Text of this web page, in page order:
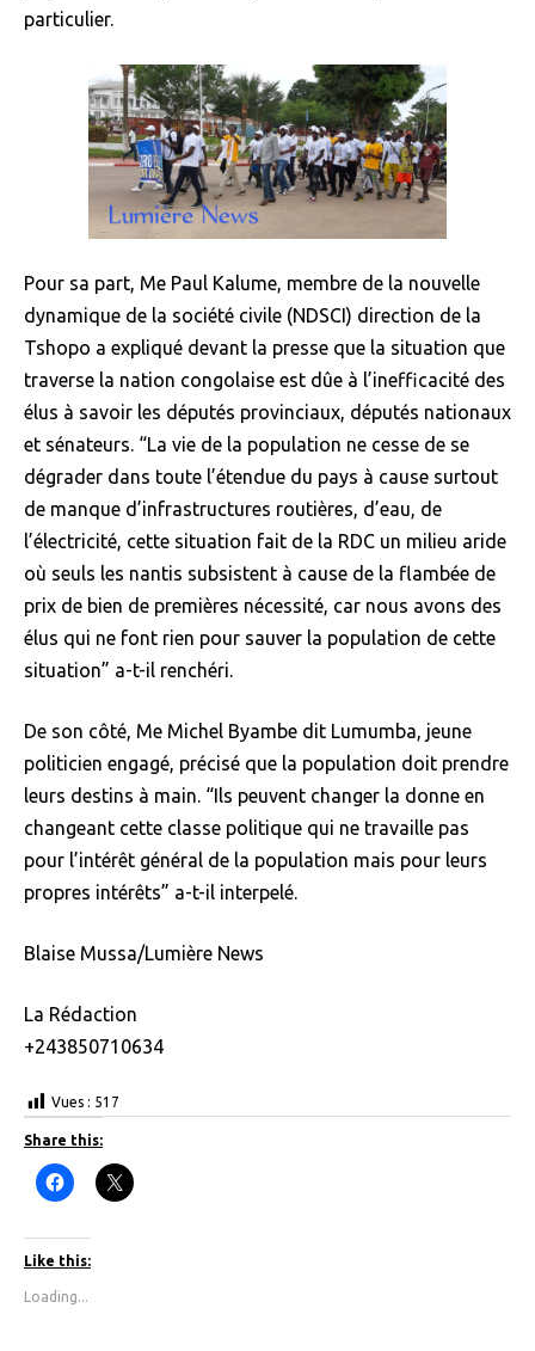
particulier.
Pour sa part, Me Paul Kalume, membre de la nouvelle
dynamique de la société civile (NDSCI) direction de la
Tshopo a expliqué devant la presse que la situation que
traverse la nation congolaise est dûe à l’inefficacité des
élus à savoir les députés provinciaux, députés nationaux
et sénateurs. “La vie de la population ne cesse de se
dégrader dans toute l’étendue du pays à cause surtout
de manque d’infrastructures routières, d’eau, de
l’électricité, cette situation fait de la RDC un milieu aride
où seuls les nantis subsistent à cause de la flambée de
prix de bien de premières nécessité, car nous avons des
élus qui ne font rien pour sauver la population de cette
situation” a-t-il renchéri.
De son côté, Me Michel Byambe dit Lumumba, jeune
politicien engagé, précisé que la population doit prendre
leurs destins à main. “Ils peuvent changer la donne en
changeant cette classe politique qui ne travaille pas
pour l’intérêt général de la population mais pour leurs
propres intérêts” a-t-il interpelé.
Blaise Mussa/Lumière News
La Rédaction
+243850710634
Vues : 517
Share this:
C
l
k
t
o
h
C
l
Like this:
Loading...